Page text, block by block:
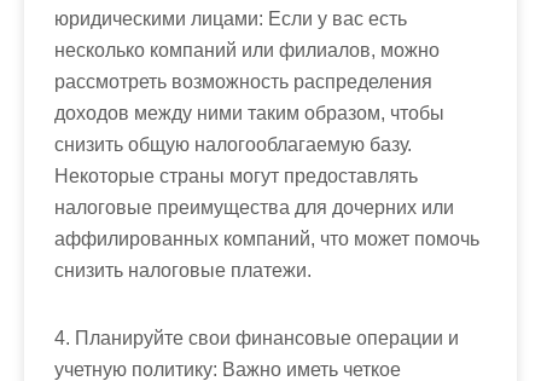
юридическими лицами: Если у вас есть
несколько компаний или филиалов, можно
рассмотреть возможность распределения
доходов между ними таким образом, чтобы
снизить общую налогооблагаемую базу.
Некоторые страны могут предоставлять
налоговые преимущества для дочерних или
аффилированных компаний, что может помочь
снизить налоговые платежи.
4. Планируйте свои финансовые операции и
учетную политику: Важно иметь четкое